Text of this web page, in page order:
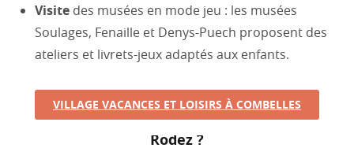
Visite des musées en mode jeu : les musées
Soulages, Fenaille et Denys-Puech proposent des
ateliers et livrets-jeux adaptés aux enfants.
VILLAGE VACANCES ET LOISIRS À COMBELLES
Que faire avec des enfants à
Rodez ?